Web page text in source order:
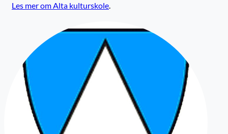
Les mer om Alta kulturskole.